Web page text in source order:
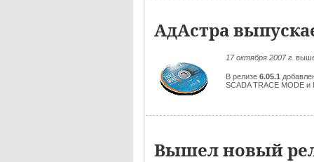
АдАстра
17 октября 2007 г.
В релизе 6.05.1
SCADA TRACE MODE
Вышел новый